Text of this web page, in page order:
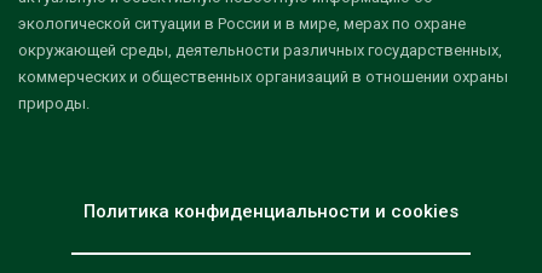
экологической ситуации в России и в мире, мерах по охране
окружающей среды, деятельности различных государственных,
коммерческих и общественных организаций в отношении охраны
природы.
Политика конфиденциальности и cookies